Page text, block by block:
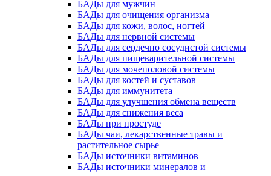
БАДы для мужчин
БАДы для очищения организма
БАДы для кожи, волос, ногтей
БАДы для нервной системы
БАДы для сердечно сосудистой системы
БАДы для пищеварительной системы
БАДы для мочеполовой системы
БАДы для костей и суставов
БАДы для иммунитета
БАДы для улучшения обмена веществ
БАДы для снижения веса
БАДы при простуде
БАДы чаи, лекарственные травы и
растительное сырье
БАДы источники витаминов
БАДы источники минералов и